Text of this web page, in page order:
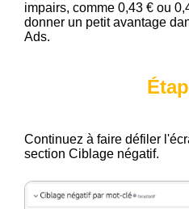
impairs, comme 0,43 € ou
donner un petit avantage
Ads.
Continuez à faire défiler
section Ciblage négatif.